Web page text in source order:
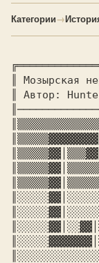
Категории→
║ Мозырская
║ Автор: